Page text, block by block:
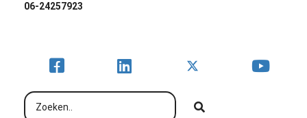
06-24257923